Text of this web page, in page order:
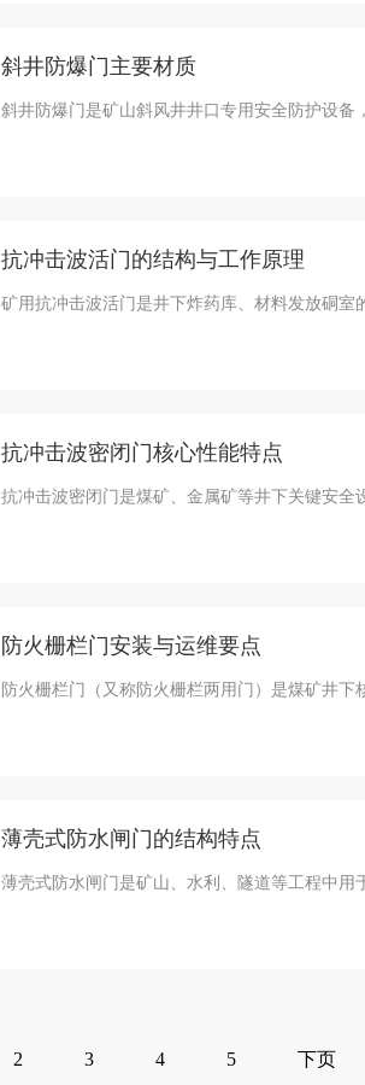
斜井防爆门主要材质
斜井防爆门是矿山斜风井井口专用安全防护设
抗冲击波活门的结构与工作原理
矿用抗冲击波活门是井下炸药库、材料发放硐
抗冲击波密闭门核心性能特点
抗冲击波密闭门是煤矿、金属矿等井下关键安
防火栅栏门安装与运维要点
防火栅栏门（又称防火栅栏两用门）是煤矿井
薄壳式防水闸门的结构特点
薄壳式防水闸门是矿山、水利、隧道等工程中
2 3 4 5 下页